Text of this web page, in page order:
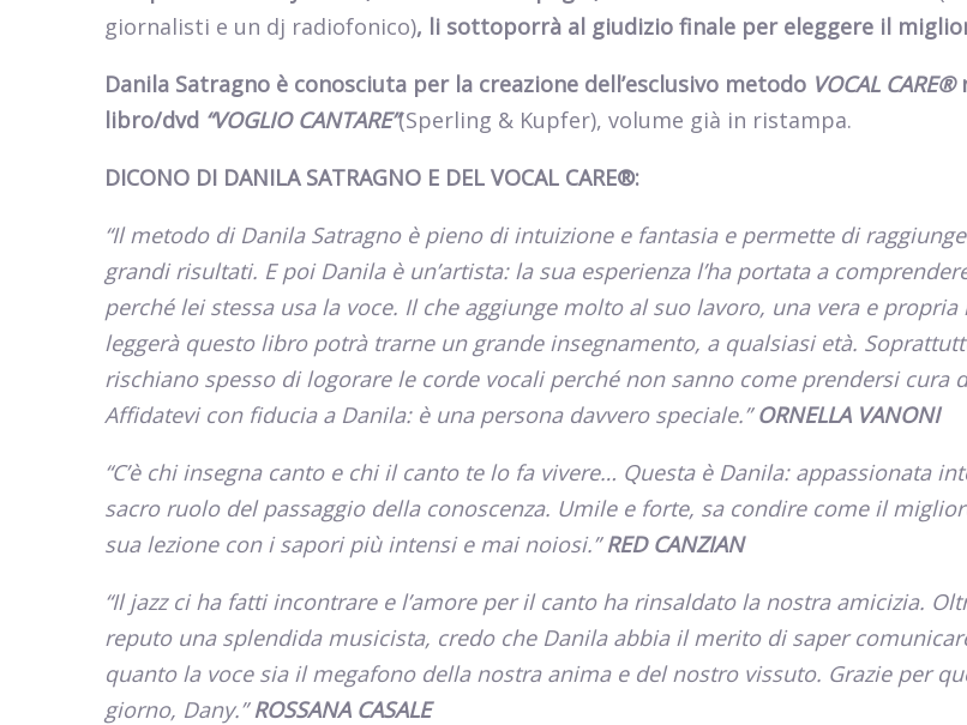
giornalisti e un dj radiofonico), li sottoporrà al giudizio finale per eleggere il
Danila Satragno è conosciuta per la creazione dell’esclusivo metodo VOCAL CARE®
libro/dvd “VOGLIO CANTARE”(Sperling & Kupfer), volume già in ristampa.
DICONO DI DANILA SATRAGNO E DEL VOCAL CARE®:
“Il metodo di Danila Satragno è pieno di intuizione e fantasia e permette di
grandi risultati. E poi Danila è un’artista: la sua esperienza l’ha portata a
perché lei stessa usa la voce. Il che aggiunge molto al suo lavoro, una vera e propria
leggerà questo libro potrà trarne un grande insegnamento, a qualsiasi età.
rischiano spesso di logorare le corde vocali perché non sanno come prendersi cura
Affidatevi con fiducia a Danila: è una persona davvero speciale.”ORNELLA VANONI
“C’è chi insegna canto e chi il canto te lo fa vivere… Questa è Danila: appassionata
sacro ruolo del passaggio della conoscenza. Umile e forte, sa condire come il
sua lezione con i sapori più intensi e mai noiosi.” RED CANZIAN
“Il jazz ci ha fatti incontrare e l’amore per il canto ha rinsaldato la nostra amicizia.
reputo una splendida musicista, credo che Danila abbia il merito di saper
quanto la voce sia il megafono della nostra anima e del nostro vissuto. Grazie per
giorno, Dany.” ROSSANA CASALE